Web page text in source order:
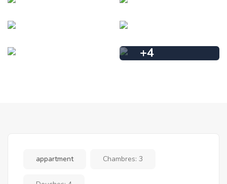
+4
appartment Chambres: 3